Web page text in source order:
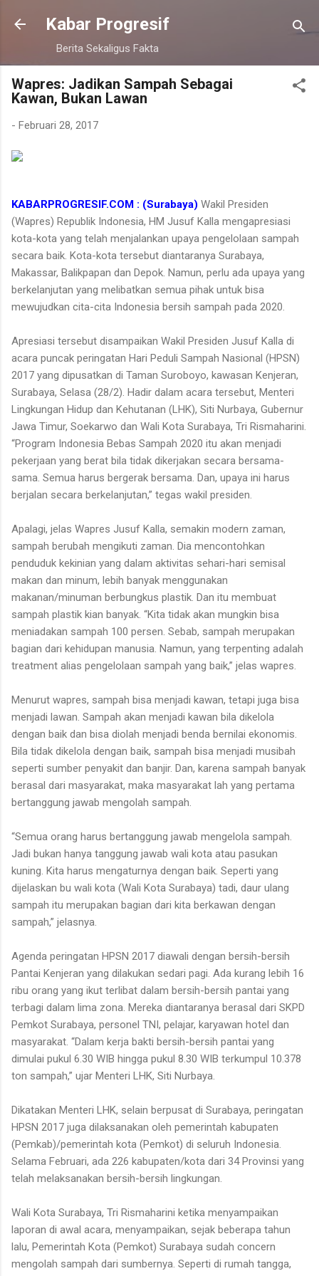
Langsung ke konten utama
Kabar Progresif
Berita Sekaligus Fakta
Wapres: Jadikan Sampah Sebagai
Kawan, Bukan Lawan
- Februari 28, 2017
KABARPROGRESIF.COM : (Surabaya) Wakil Presiden
(Wapres) Republik Indonesia, HM Jusuf Kalla mengapresiasi
kota-kota yang telah menjalankan upaya pengelolaan sampah
secara baik. Kota-kota tersebut diantaranya Surabaya,
Makassar, Balikpapan dan Depok. Namun, perlu ada upaya yang
berkelanjutan yang melibatkan semua pihak untuk bisa
mewujudkan cita-cita Indonesia bersih sampah pada 2020.
Apresiasi tersebut disampaikan Wakil Presiden Jusuf Kalla di
acara puncak peringatan Hari Peduli Sampah Nasional (HPSN)
2017 yang dipusatkan di Taman Suroboyo, kawasan Kenjeran,
Surabaya, Selasa (28/2). Hadir dalam acara tersebut, Menteri
Lingkungan Hidup dan Kehutanan (LHK), Siti Nurbaya, Gubernur
Jawa Timur, Soekarwo dan Wali Kota Surabaya, Tri Rismaharini.
“Program Indonesia Bebas Sampah 2020 itu akan menjadi
pekerjaan yang berat bila tidak dikerjakan secara bersama-
sama. Semua harus bergerak bersama. Dan, upaya ini harus
berjalan secara berkelanjutan,” tegas wakil presiden.
Apalagi, jelas Wapres Jusuf Kalla, semakin modern zaman,
sampah berubah mengikuti zaman. Dia mencontohkan
penduduk kekinian yang dalam aktivitas sehari-hari semisal
makan dan minum, lebih banyak menggunakan
makanan/minuman berbungkus plastik. Dan itu membuat
sampah plastik kian banyak. “Kita tidak akan mungkin bisa
meniadakan sampah 100 persen. Sebab, sampah merupakan
bagian dari kehidupan manusia. Namun, yang terpenting adalah
treatment alias pengelolaan sampah yang baik,” jelas wapres.
Menurut wapres, sampah bisa menjadi kawan, tetapi juga bisa
menjadi lawan. Sampah akan menjadi kawan bila dikelola
dengan baik dan bisa diolah menjadi benda bernilai ekonomis.
Bila tidak dikelola dengan baik, sampah bisa menjadi musibah
seperti sumber penyakit dan banjir. Dan, karena sampah banyak
berasal dari masyarakat, maka masyarakat lah yang pertama
bertanggung jawab mengolah sampah.
“Semua orang harus bertanggung jawab mengelola sampah.
Jadi bukan hanya tanggung jawab wali kota atau pasukan
kuning. Kita harus mengaturnya dengan baik. Seperti yang
dijelaskan bu wali kota (Wali Kota Surabaya) tadi, daur ulang
sampah itu merupakan bagian dari kita berkawan dengan
sampah,” jelasnya.
Agenda peringatan HPSN 2017 diawali dengan bersih-bersih
Pantai Kenjeran yang dilakukan sedari pagi. Ada kurang lebih 16
ribu orang yang ikut terlibat dalam bersih-bersih pantai yang
terbagi dalam lima zona. Mereka diantaranya berasal dari SKPD
Pemkot Surabaya, personel TNI, pelajar, karyawan hotel dan
masyarakat. “Dalam kerja bakti bersih-bersih pantai yang
dimulai pukul 6.30 WIB hingga pukul 8.30 WIB terkumpul 10.378
ton sampah,” ujar Menteri LHK, Siti Nurbaya.
Dikatakan Menteri LHK, selain berpusat di Surabaya, peringatan
HPSN 2017 juga dilaksanakan oleh pemerintah kabupaten
(Pemkab)/pemerintah kota (Pemkot) di seluruh Indonesia.
Selama Februari, ada 226 kabupaten/kota dari 34 Provinsi yang
telah melaksanakan bersih-bersih lingkungan.
Wali Kota Surabaya, Tri Rismaharini ketika menyampaikan
laporan di awal acara, menyampaikan, sejak beberapa tahun
lalu, Pemerintah Kota (Pemkot) Surabaya sudah concern
mengolah sampah dari sumbernya. Seperti di rumah tangga,